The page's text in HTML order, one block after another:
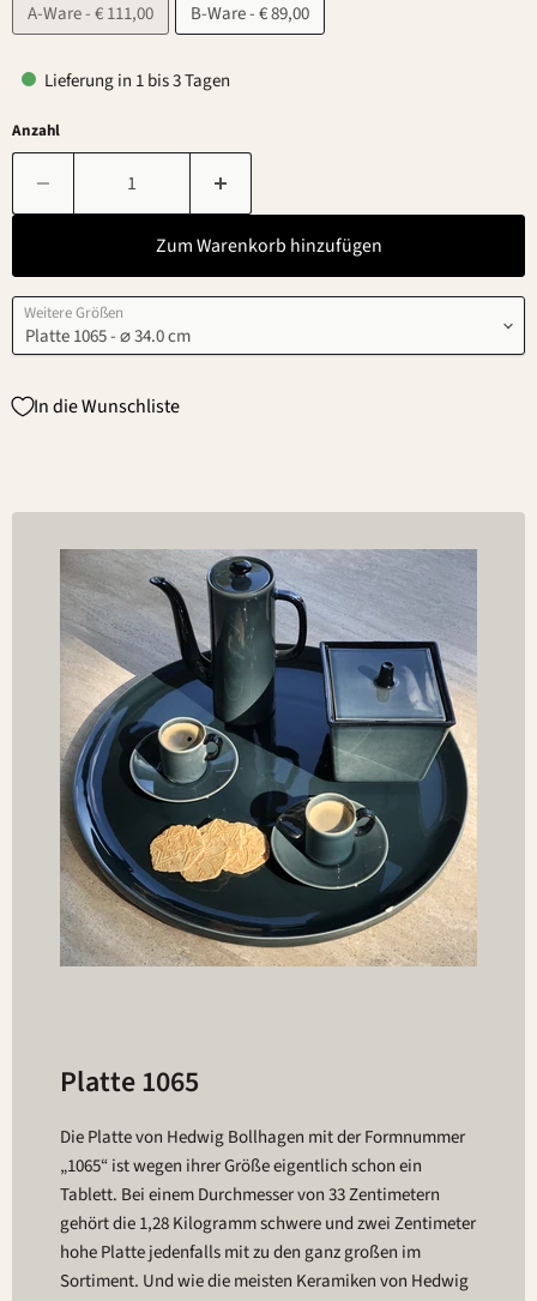
A-Ware - € 111,00
B-Ware - € 89,00
Lieferung in 1 bis 3 Tagen
Anzahl
Zum Warenkorb hinzufügen
Weitere Größen
In die Wunschliste
Platte 1065
Die Platte von Hedwig Bollhagen mit der Formnummer
„1065“ ist wegen ihrer Größe eigentlich schon ein
Tablett. Bei einem Durchmesser von 33 Zentimetern
gehört die 1,28 Kilogramm schwere und zwei Zentimeter
hohe Platte jedenfalls mit zu den ganz großen im
Sortiment. Und wie die meisten Keramiken von Hedwig